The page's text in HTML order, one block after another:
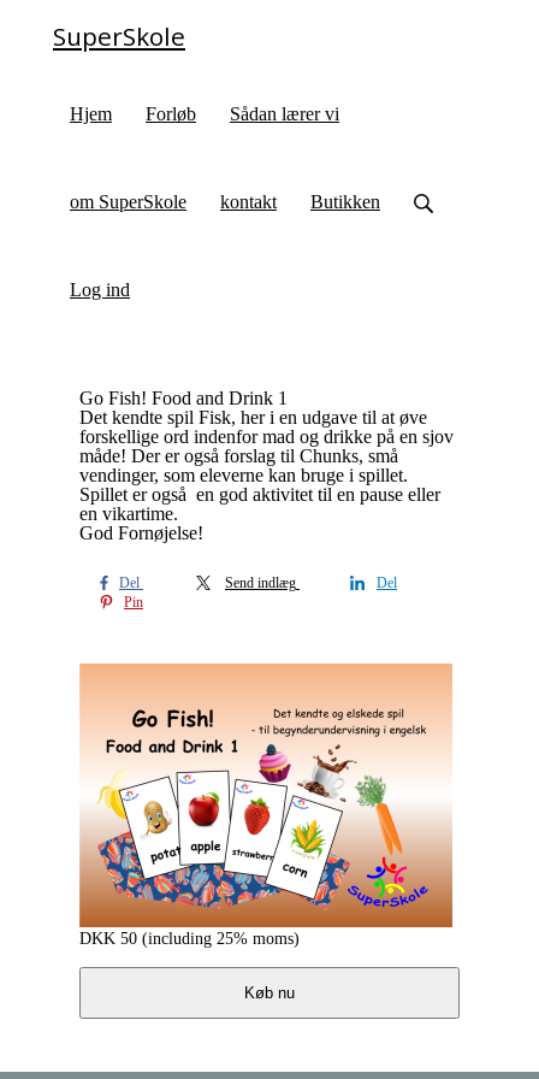
SuperSkole
Hjem Forløb Sådan lærer vi
om SuperSkole kontakt Butikken
Log ind
Go Fish! Food and Drink 1
Det kendte spil Fisk, her i en udgave til at øve
forskellige ord indenfor mad og drikke på en sjov
måde! Der er også forslag til Chunks, små
vendinger, som eleverne kan bruge i spillet.
Spillet er også en god aktivitet til en pause eller
en vikartime.
God Fornøjelse!
Del Send indlæg
Del
Pin
DKK 50 (including 25% moms)
Køb nu